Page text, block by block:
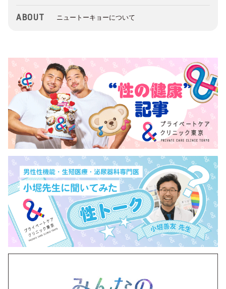
ABOUT ニュートーキョーについて